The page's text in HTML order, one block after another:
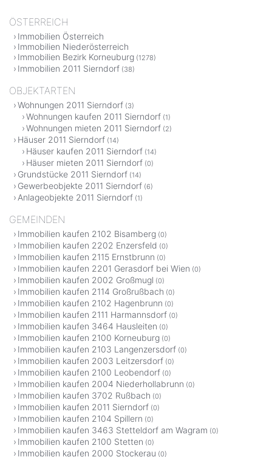
ÖSTERREICH
Immobilien Österreich
Immobilien Niederösterreich
Immobilien Bezirk Korneuburg (1278)
Immobilien 2011 Sierndorf (38)
OBJEKTARTEN
Wohnungen 2011 Sierndorf (3)
Wohnungen kaufen 2011 Sierndorf (1)
Wohnungen mieten 2011 Sierndorf (2)
Häuser 2011 Sierndorf (14)
Häuser kaufen 2011 Sierndorf (14)
Häuser mieten 2011 Sierndorf (0)
Grundstücke 2011 Sierndorf (14)
Gewerbeobjekte 2011 Sierndorf (6)
Anlageobjekte 2011 Sierndorf (1)
GEMEINDEN
Immobilien kaufen 2102 Bisamberg (0)
Immobilien kaufen 2202 Enzersfeld (0)
Immobilien kaufen 2115 Ernstbrunn (0)
Immobilien kaufen 2201 Gerasdorf bei Wien (0)
Immobilien kaufen 2002 Großmugl (0)
Immobilien kaufen 2114 Großrußbach (0)
Immobilien kaufen 2102 Hagenbrunn (0)
Immobilien kaufen 2111 Harmannsdorf (0)
Immobilien kaufen 3464 Hausleiten (0)
Immobilien kaufen 2100 Korneuburg (0)
Immobilien kaufen 2103 Langenzersdorf (0)
Immobilien kaufen 2003 Leitzersdorf (0)
Immobilien kaufen 2100 Leobendorf (0)
Immobilien kaufen 2004 Niederhollabrunn (0)
Immobilien kaufen 3702 Rußbach (0)
Immobilien kaufen 2011 Sierndorf (0)
Immobilien kaufen 2104 Spillern (0)
Immobilien kaufen 3463 Stetteldorf am Wagram (0)
Immobilien kaufen 2100 Stetten (0)
Immobilien kaufen 2000 Stockerau (0)